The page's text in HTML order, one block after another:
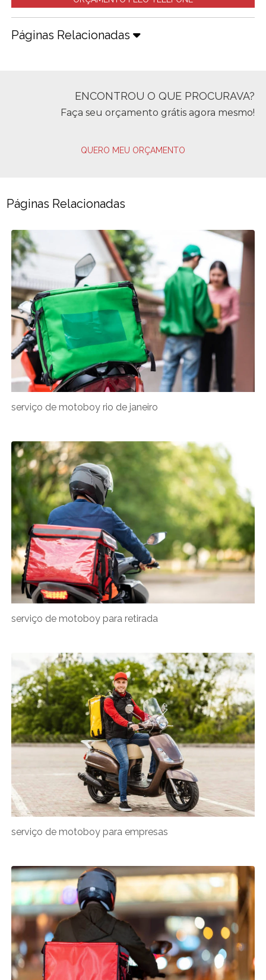
Páginas Relacionadas
ENCONTROU O QUE PROCURAVA?
Faça seu orçamento grátis agora mesmo!
QUERO MEU ORÇAMENTO
Páginas Relacionadas
serviço de motoboy rio de janeiro
serviço de motoboy para retirada
serviço de motoboy para empresas